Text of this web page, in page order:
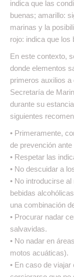
indica que las
buenas; amarillo:
marinas y la
rojo: indica que los
En este contexto,
donde elementos
primeros auxilios a
Secretaría de
durante su
siguientes
• Primeramente,
de prevención
• Respetar las
• No descuidar a
• No introducirse
bebidas
una combinación
• Procurar nadar
salvavidas.
• No nadar en
motos acuáticas).
• En caso de